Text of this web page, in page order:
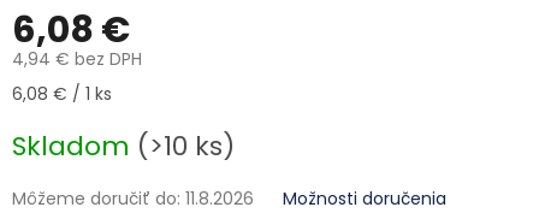
6,08 €
4,94 € bez DPH
Jednotková cena:
6,08 € / 1 ks
Skladom (>10 ks)
Môžeme doručiť do: 11.8.2026 Možnosti doručenia